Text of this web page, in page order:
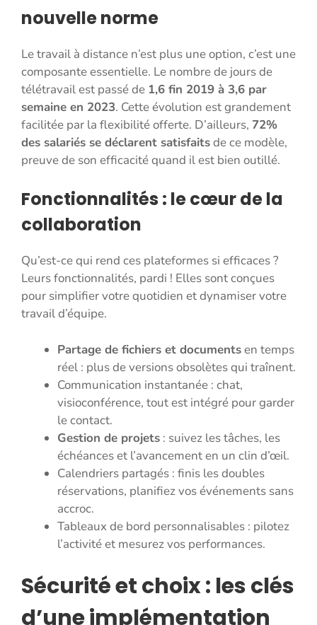
nouvelle norme
Le travail à distance n’est plus une option, c’est une
composante essentielle. Le nombre de jours de
télétravail est passé de 1,6 fin 2019 à 3,6 par
semaine en 2023. Cette évolution est grandement
facilitée par la flexibilité offerte. D’ailleurs, 72%
des salariés se déclarent satisfaitsde ce modèle,
preuve de son efficacité quand il est bien outillé.
Fonctionnalités : le cœur de la
collaboration
Qu’est-ce qui rend ces plateformes si efficaces ?
Leurs fonctionnalités, pardi ! Elles sont conçues
pour simplifier votre quotidien et dynamiser votre
travail d’équipe.
Partage de fichiers et documentsen temps
réel : plus de versions obsolètes qui traînent.
Communication instantanée : chat,
visioconférence, tout est intégré pour garder
le contact.
Gestion de projets : suivez les tâches, les
échéances et l’avancement en un clin d’œil.
Calendriers partagés : finis les doubles
réservations, planifiez vos événements sans
accroc.
Tableaux de bord personnalisables : pilotez
l’activité et mesurez vos performances.
Sécurité et choix : les clés
d’une implémentation